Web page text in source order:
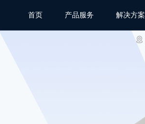
首页 产品服务 解决方案